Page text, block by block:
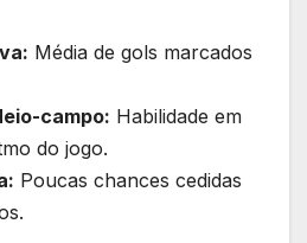
Média de gols marcados
campo: Habilidade em
do jogo.
Poucas chances cedidas